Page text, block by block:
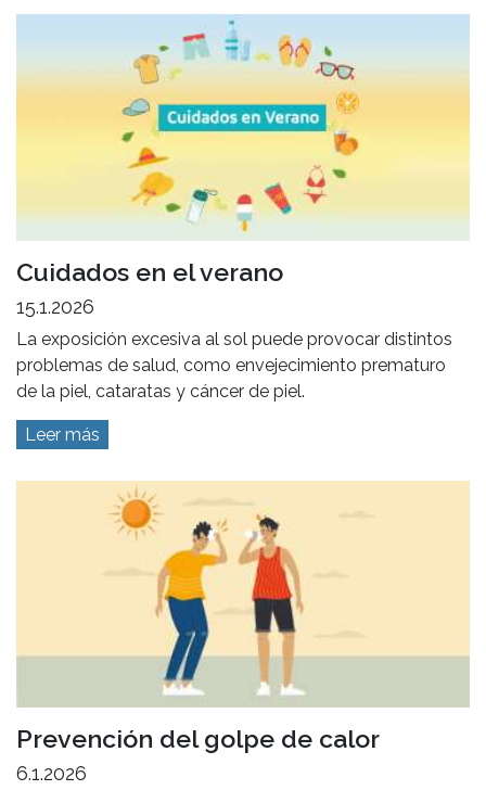
Cuidados en el verano
15.1.2026
La exposición excesiva al sol puede provocar distintos
problemas de salud, como envejecimiento prematuro
de la piel, cataratas y cáncer de piel.
Leer más
Prevención del golpe de calor
6.1.2026